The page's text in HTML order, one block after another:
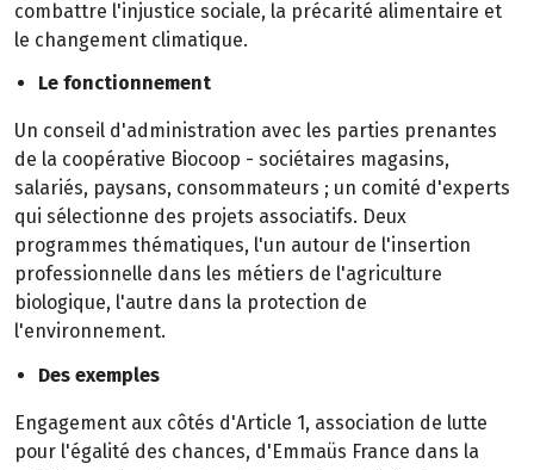
combattre l'injustice sociale, la précarité alimentaire et
le changement climatique.
Le fonctionnement
Un conseil d'administration avec les parties prenantes
de la coopérative Biocoop - sociétaires magasins,
salariés, paysans, consommateurs ; un comité d'experts
qui sélectionne des projets associatifs. Deux
programmes thématiques, l'un autour de l'insertion
professionnelle dans les métiers de l'agriculture
biologique, l'autre dans la protection de
l'environnement.
Des exemples
Engagement aux côtés d'Article 1, association de lutte
pour l'égalité des chances, d'Emmaüs France dans la